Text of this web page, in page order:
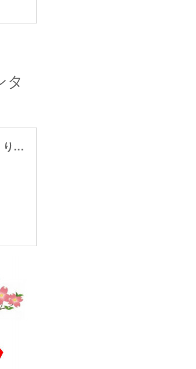
タ
【5月24日】第78回花水木の咲く街のコンサート（小手指まちづくりセンター分館）